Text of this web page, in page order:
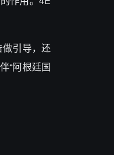
做引导，还
“阿根廷国